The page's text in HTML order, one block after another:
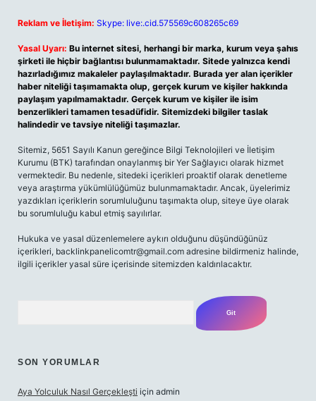
Reklam ve İletişim: Skype: live:.cid.575569c608265c69
Yasal Uyarı: Bu internet sitesi, herhangi bir marka, kurum veya şahıs
şirketi ile hiçbir bağlantısı bulunmamaktadır. Sitede yalnızca kendi
hazırladığımız makaleler paylaşılmaktadır. Burada yer alan içerikler
haber niteliği taşımamakta olup, gerçek kurum ve kişiler hakkında
paylaşım yapılmamaktadır. Gerçek kurum ve kişiler ile isim
benzerlikleri tamamen tesadüfidir. Sitemizdeki bilgiler taslak
halindedir ve tavsiye niteliği taşımazlar.
Sitemiz, 5651 Sayılı Kanun gereğince Bilgi Teknolojileri ve İletişim
Kurumu (BTK) tarafından onaylanmış bir Yer Sağlayıcı olarak hizmet
vermektedir. Bu nedenle, sitedeki içerikleri proaktif olarak denetleme
veya araştırma yükümlülüğümüz bulunmamaktadır. Ancak, üyelerimiz
yazdıkları içeriklerin sorumluluğunu taşımakta olup, siteye üye olarak
bu sorumluluğu kabul etmiş sayılırlar.
Hukuka ve yasal düzenlemelere aykırı olduğunu düşündüğünüz
içerikleri, backlinkpanelicomtr@gmail.com adresine bildirmeniz halinde,
ilgili içerikler yasal süre içerisinde sitemizden kaldırılacaktır.
SON YORUMLAR
Aya Yolculuk Nasıl Gerçekleşti için admin